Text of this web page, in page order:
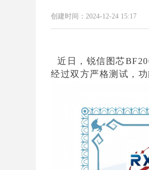
近日，锐信图芯
经过双方严格测试，
创建时间： 2024-12-24 15:17